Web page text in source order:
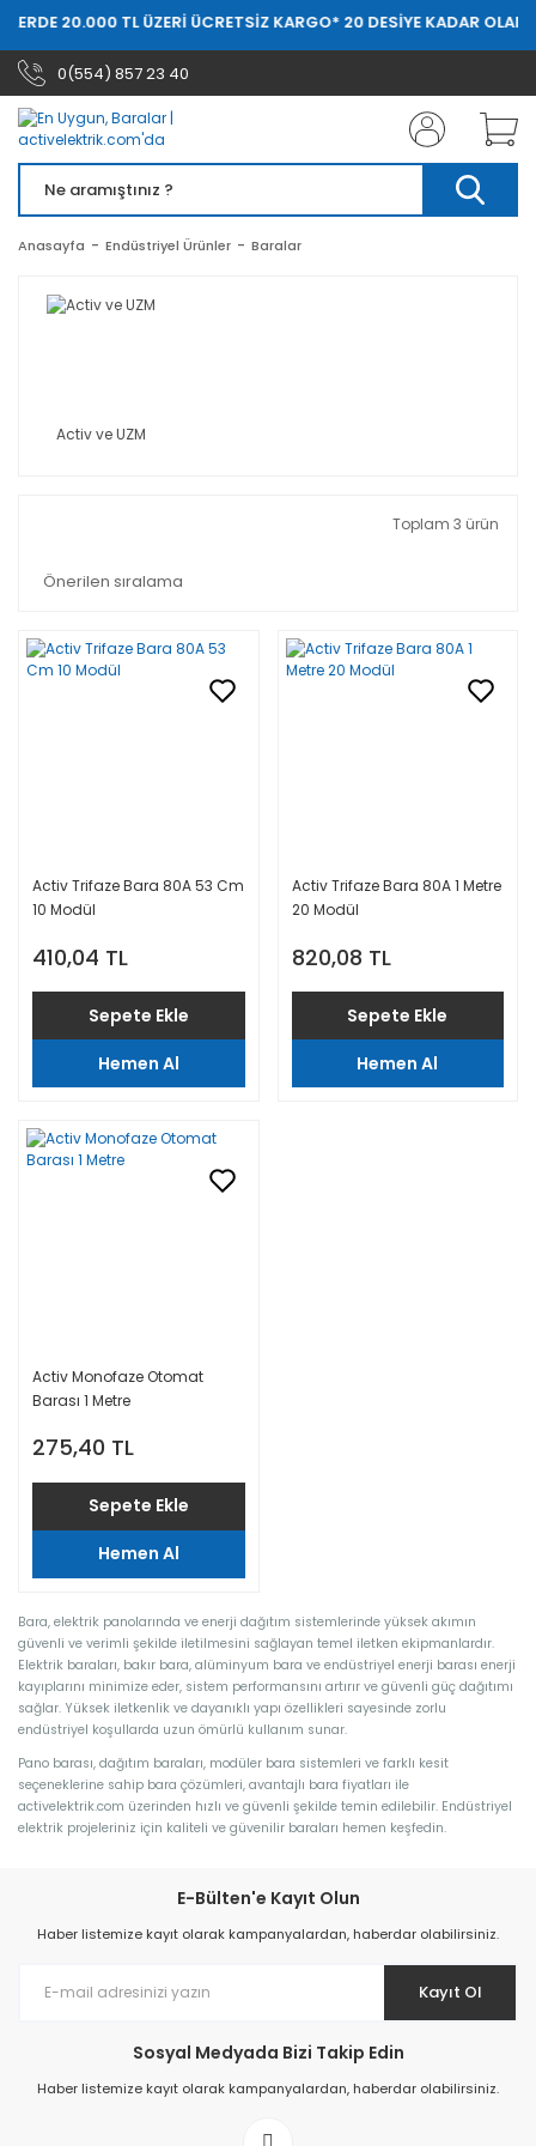
20.000 TL ÜZERİ ÜCRETSİZ KARGO* 20 DESİYE KADAR OLAN
0(554) 857 23 40
Anasayfa Endüstriyel Ürünler Baralar
Activ ve UZM
Toplam 3 ürün
Activ Trifaze Bara 80A 53 Cm
10 Modül
410,04 TL
Sepete Ekle
Hemen Al
Activ Trifaze Bara 80A 1 Metre
20 Modül
820,08 TL
Sepete Ekle
Hemen Al
Activ Monofaze Otomat
Barası 1 Metre
275,40 TL
Sepete Ekle
Hemen Al
Bara, elektrik panolarında ve enerji dağıtım sistemlerinde yüksek akımın
güvenli ve verimli şekilde iletilmesini sağlayan temel iletken ekipmanlardır.
Elektrik baraları, bakır bara, alüminyum bara ve endüstriyel enerji barası enerji
kayıplarını minimize eder, sistem performansını artırır ve güvenli güç dağıtımı
sağlar. Yüksek iletkenlik ve dayanıklı yapı özellikleri sayesinde zorlu
endüstriyel koşullarda uzun ömürlü kullanım sunar.
Pano barası, dağıtım baraları, modüler bara sistemleri ve farklı kesit
seçeneklerine sahip bara çözümleri, avantajlı bara fiyatları ile
activelektrik.com üzerinden hızlı ve güvenli şekilde temin edilebilir. Endüstriyel
elektrik projeleriniz için kaliteli ve güvenilir baraları hemen keşfedin.
E-Bülten'e Kayıt Olun
Haber listemize kayıt olarak kampanyalardan, haberdar olabilirsiniz.
Kayıt Ol
Sosyal Medyada Bizi Takip Edin
Haber listemize kayıt olarak kampanyalardan, haberdar olabilirsiniz.